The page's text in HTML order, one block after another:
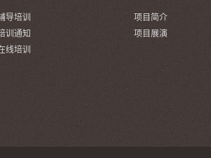
导培训
训通知
线培训
项目简介
项目展演